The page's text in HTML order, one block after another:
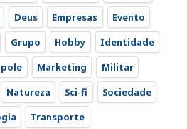
Deus Empresas
Evento
Grupo Hobby
Identidade
Marketing
Militar
Natureza Sci-fi
Sociedade
Transporte